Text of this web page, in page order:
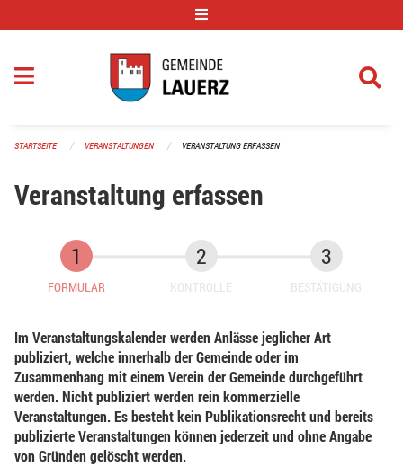
STARTSEITE VERANSTALTUNGEN VERANSTALTUNG ERFASSEN
Veranstaltung erfassen
FORMULAR KONTROLLE BESTÄTIGUNG
Im Veranstaltungskalender werden Anlässe jeglicher Art
publiziert, welche innerhalb der Gemeinde oder im
Zusammenhang mit einem Verein der Gemeinde durchgeführt
werden. Nicht publiziert werden rein kommerzielle
Veranstaltungen. Es besteht kein Publikationsrecht und bereits
publizierte Veranstaltungen können jederzeit und ohne Angabe
von Gründen gelöscht werden.